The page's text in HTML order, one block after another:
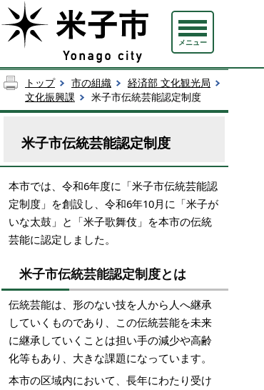
メニュー
トップ 市の組織
経済部 文化観光局
文化振興課
米子市伝統芸能認定制度
米子市伝統芸能認定制度
本市では、令和6年度に「米子市伝統芸能認
定制度」を創設し、令和6年10月に「米子が
いな太鼓」と「米子歌舞伎」を本市の伝統
芸能に認定しました。
米子市伝統芸能認定制度とは
伝統芸能は、形のない技を人から人へ継承
していくものであり、この伝統芸能を未来
に継承していくことは担い手の減少や高齢
化等もあり、大きな課題になっています。
本市の区域内において、長年にわたり受け